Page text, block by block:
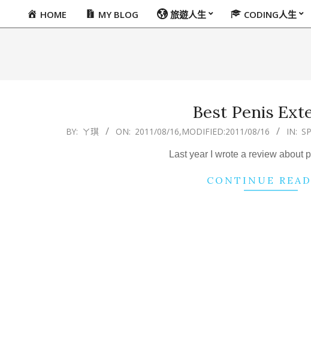
PrimaryHOME MY BLOG 旅遊人生 CODING人生
Best Penis
BY: ㄚ琪 ON: 2011/08/16,MODIFIED:2011/08/16 IN:
Last year I wrote a review about
CONTINUE